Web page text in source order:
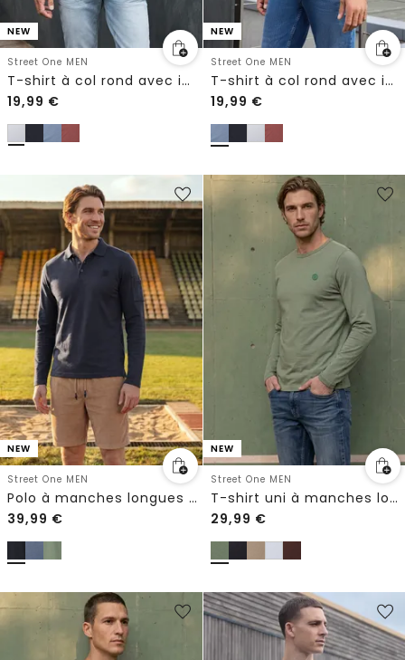
NEW
Street One MEN
T-shirt à col rond avec imprimé sur la poitrine
19,99 €
NEW
Street One MEN
T-shirt à col rond avec imprimé sur la poitrine
19,99 €
NEW
Street One MEN
Polo à manches longues avec poche
39,99 €
NEW
Street One MEN
T-shirt uni à manches longues et col rond
29,99 €